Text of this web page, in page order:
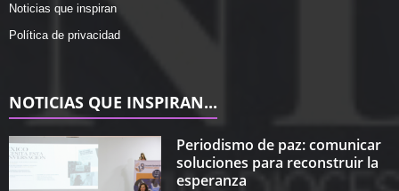
Noticias que inspiran
Política de privacidad
NOTICIAS QUE INSPIRAN...
Periodismo de paz: comunicar
soluciones para reconstruir la
esperanza